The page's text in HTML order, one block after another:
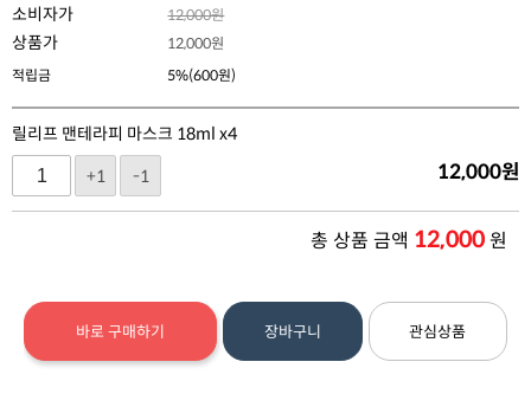
소비자가 12,000원
상품가 12,000원
적립금
5%(600원)
릴리프 맨테라피 마스크 18ml x4
+1
-1 12,000원
총 상품 금액 12,000원
바로 구매하기 장바구니 관심상품